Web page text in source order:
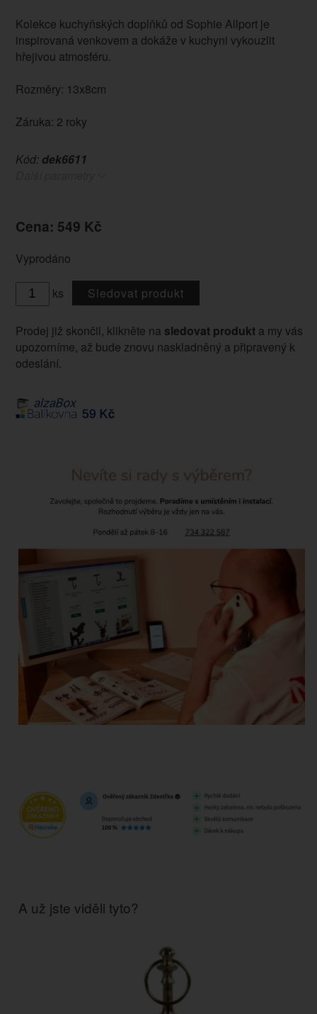
Kolekce kuchyňských doplňků od Sophie Allport je
inspirovaná venkovem a dokáže v kuchyni vykouzlit
hřejivou atmosféru.
Rozměry: 13x8cm
Záruka: 2 roky
Kód: dek6611
Cena: 549 Kč
Vyprodáno
ks Sledovat produkt
Prodej již skončil, klikněte na sledovat produkta my vás
upozorníme, až bude znovu naskladněný a připravený k
odeslání.
A už jste viděli tyto?